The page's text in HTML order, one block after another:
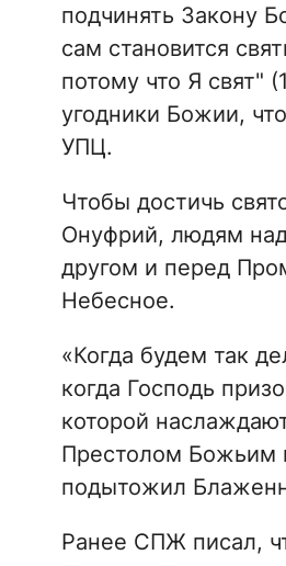
подчинять Закону
сам становится
потому что Я свят"
угодники Божии,
УПЦ.
Чтобы достичь
Онуфрий, людям
другом и перед
Небесное.
«Когда будем так
когда Господь
которой
Престолом Божьим
подытожил
Ранее СПЖ писал,